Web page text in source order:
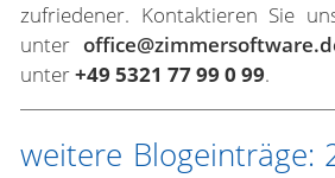
zufriedener. Kontaktieren Sie
unter
unter+49 5321 77 99 0 99.
weitere Blogeinträge: